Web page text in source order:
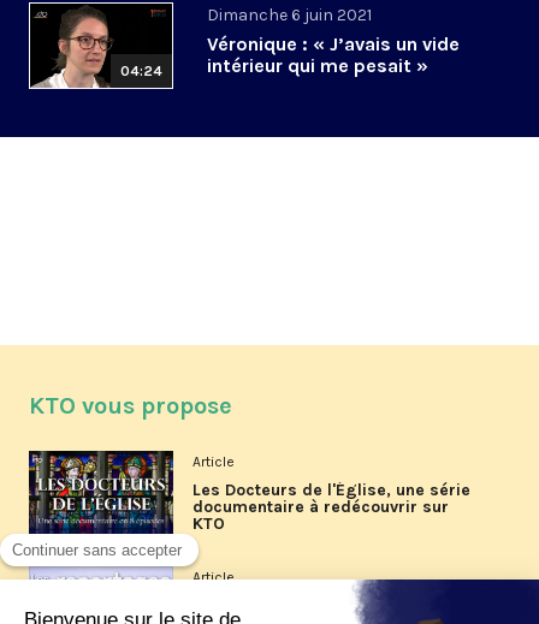
04:24
Dimanche 6 juin 2021
Véronique : « J’avais un vide
intérieur qui me pesait »
KTO vous propose
Article
Les Docteurs de l'Église, une série
documentaire à redécouvrir sur
KTO
Article
Les reportages d'été 2026 de KTO